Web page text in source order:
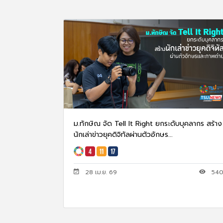
ม.ทักษิณ จัด Tell It Right ยกระดับบุคลากร สร้าง
นักเล่าข่าวยุคดิจิทัลผ่านตัวอักษร...
28 เม.ย. 69